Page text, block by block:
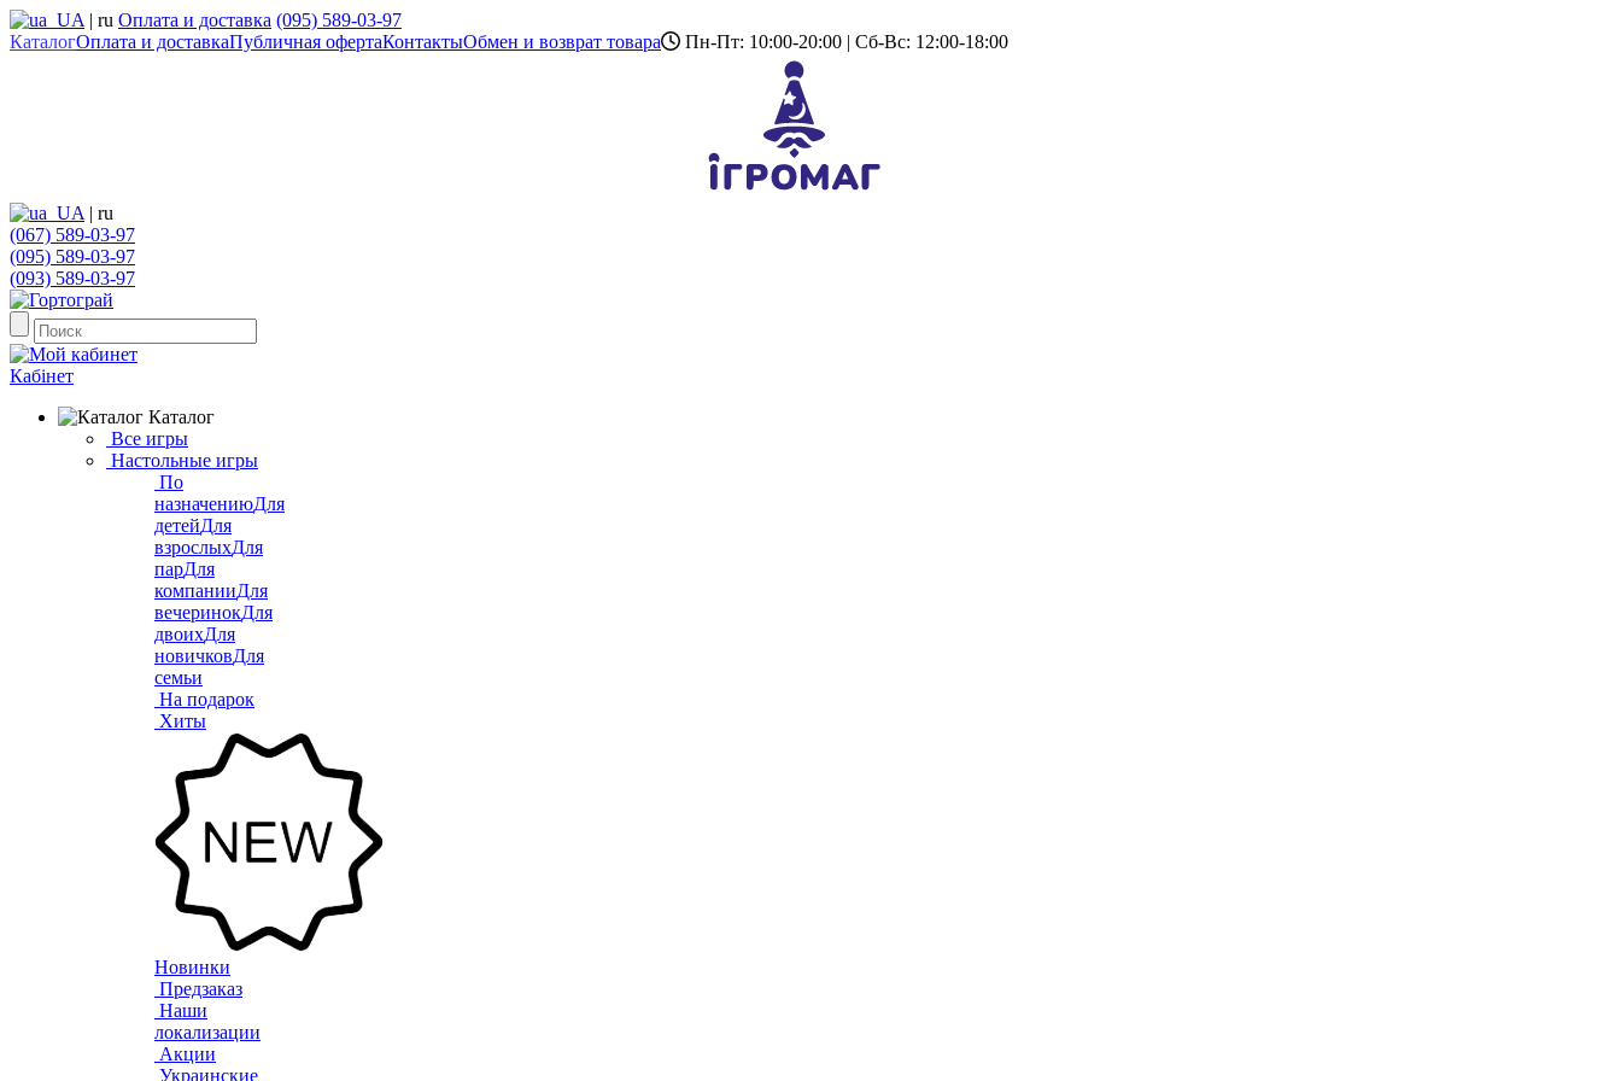
UA | ru Оплата и доставка (095) 589-03-97
КаталогОплата и доставкаПубличная офертаКонтактыОбмен и возврат товара Пн-Пт: 10:00-20:00 | Сб-Вс: 12:00-18:00
UA | ru
(067) 589-03-97
(095) 589-03-97
(093) 589-03-97
Кабінет
Каталог
Все игры
Настольные игры
По
назначениюДля
детейДля
взрослыхДля
парДля
компанииДля
вечеринокДля
двоихДля
новичковДля
семьи
На подарок
Хиты
Новинки
Предзаказ
Наши
локализации
Акции
Украинские